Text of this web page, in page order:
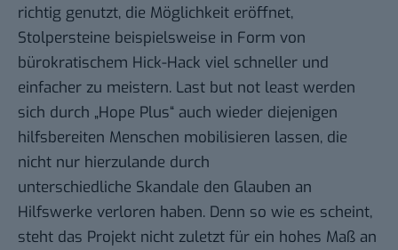
richtig genutzt, die Möglichkeit eröffnet,
Stolpersteine beispielsweise in Form von
bürokratischem Hick-Hack viel schneller und
einfacher zu meistern. Last but not least werden
sich durch „Hope Plus“ auch wieder diejenigen
hilfsbereiten Menschen mobilisieren lassen, die
nicht nur hierzulande durch
unterschiedliche Skandale den Glauben an
Hilfswerke verloren haben. Denn so wie es scheint,
steht das Projekt nicht zuletzt für ein hohes Maß an